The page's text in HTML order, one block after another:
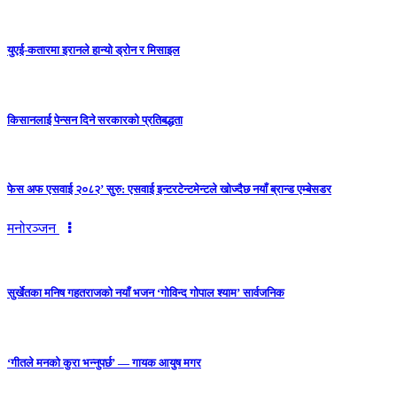
युएई-कतारमा इरानले हान्यो ड्रोन र मिसाइल
किसानलाई पेन्सन दिने सरकारको प्रतिबद्धता
फेस अफ एसवाई २०८२’ सुरु: एसवाई इन्टरटेन्टमेन्टले खोज्दैछ नयाँ ब्रान्ड एम्बेसडर
मनोरञ्जन
सुर्खेतका मनिष गहतराजको नयाँ भजन ‘गोविन्द गोपाल श्याम’ सार्वजनिक
‘गीतले मनको कुरा भन्नुपर्छ’ — गायक आयुष मगर